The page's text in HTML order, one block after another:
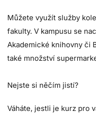
Můžete využít služby
fakulty. V kampusu se
Akademické knihovny či
také množství
Nejste si něčím jistí?
Váháte, jestli je kurz pro